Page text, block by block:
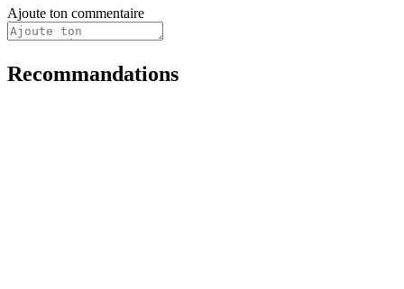
Ajoute ton commentaire
Recommandations